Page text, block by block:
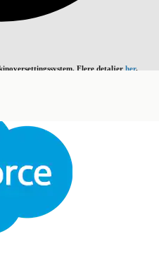
Flere detaljer her.